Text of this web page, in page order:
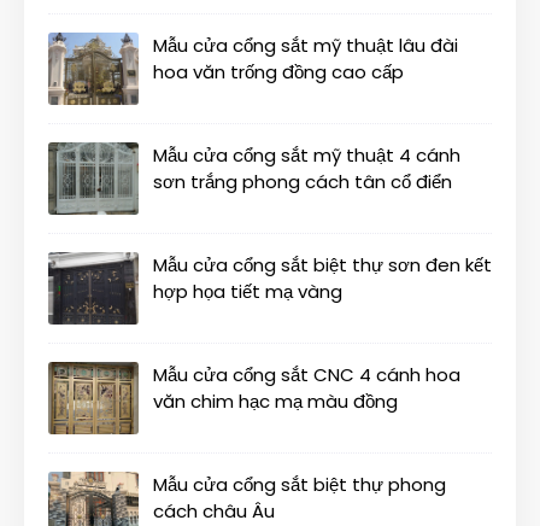
Mẫu cửa cổng sắt mỹ thuật lâu đài
hoa văn trống đồng cao cấp
Mẫu cửa cổng sắt mỹ thuật 4 cánh
sơn trắng phong cách tân cổ điển
Mẫu cửa cổng sắt biệt thự sơn đen kết
hợp họa tiết mạ vàng
Mẫu cửa cổng sắt CNC 4 cánh hoa
văn chim hạc mạ màu đồng
Mẫu cửa cổng sắt biệt thự phong
cách châu Âu